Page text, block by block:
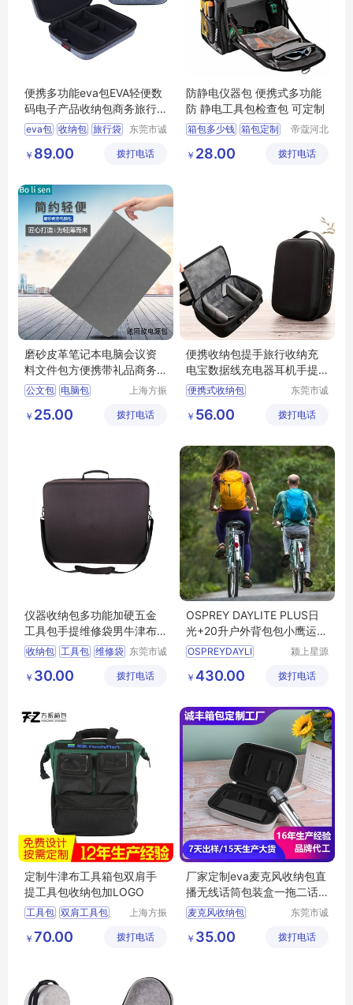
便携多功能eva包EVA轻便数
码电子产品收纳包商务旅行
袋手提收纳盒
eva包 收纳包 旅行袋
收纳盒
东莞市诚
限公司
￥ 89.00 拨打电话
防静电仪器包 便携式多功能
防 静电工具包检查包 可定制
箱包多少钱 箱包定制
箱包厂家
帝蔻河北
有限公司
￥ 28.00 拨打电话
磨砂皮革笔记本电脑会议资
料文件包方便携带礼品商务
电脑包
公文包 电脑包
上海方振
有限公司
￥ 25.00 拨打电话
便携收纳包提手旅行收纳充
电宝数据线充电器耳机手提
数码收纳箱子
便携式收纳包
数据线收纳包
手提包
东莞市诚
限公司
￥ 56.00 拨打电话
仪器收纳包多功能加硬五金
工具包手提维修袋男牛津布
手电钻收纳箱
收纳包 工具包 维修袋 东莞市诚
限公司
￥ 30.00 拨打电话
OSPREY DAYLITE PLUS日
光+20升户外背包包小鹰运动
功能双肩包
OSPREYDAYLI
颍上星源
有限公司
￥ 430.00 拨打电话
定制牛津布工具箱包双肩手
提工具包收纳包加LOGO
工具包 双肩工具包
上海方振
有限公司
￥ 70.00 拨打电话
厂家定制eva麦克风收纳包直
播无线话筒包装盒一拖二话
筒EVA硬壳包
麦克风收纳包
EVA硬壳包
东莞市诚
限公司
￥ 35.00 拨打电话